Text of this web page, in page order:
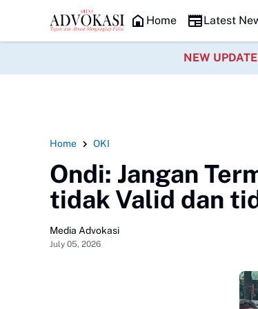
HEADLINE
Home Latest
NEW
Home OKI
Ondi: Jangan
tidak Valid dan
Media Advokasi
July 05, 2026